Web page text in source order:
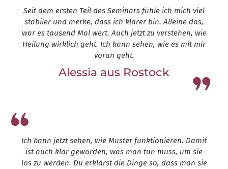
Seit dem ersten Teil des Seminars fühle ich mich viel
stabiler und merke, dass ich klarer bin. Alleine das,
war es tausend Mal wert. Auch jetzt zu verstehen, wie
Heilung wirklich geht. Ich kann sehen, wie es mit mir
voran geht.
Alessia aus Rostock
Ich kann jetzt sehen, wie Muster funktionieren. Damit
ist auch klar geworden, was man tun muss, um sie
los zu werden. Du erklärst die Dinge so, dass man sie